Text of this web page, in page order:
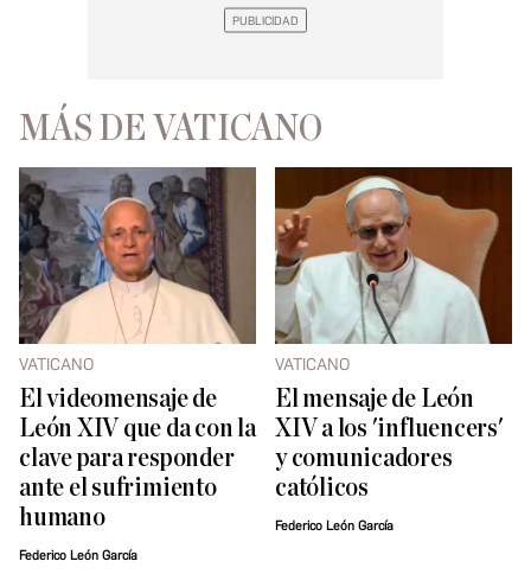
MÁS DE VATICANO
VATICANO
El videomensaje de
León XIV que da con la
clave para responder
ante el sufrimiento
humano
Federico León García
VATICANO
El mensaje de León
XIV a los 'influencers'
y comunicadores
católicos
Federico León García